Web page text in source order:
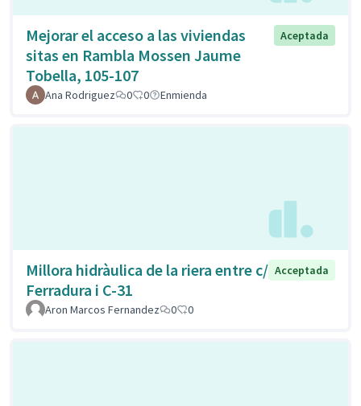
Mejorar el acceso a las viviendas
sitas en Rambla Mossen Jaume
Tobella, 105-107
Aceptada
Ana Rodriguez 0 0 Enmienda
Millora hidràulica de la riera entre c/
Ferradura i C-31
Acceptada
Aron Marcos Fernandez 0 0